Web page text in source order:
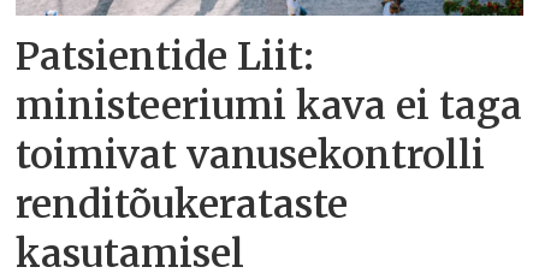
Patsientide Liit:
ministeeriumi kava ei taga
toimivat vanusekontrolli
renditõukerataste
kasutamisel